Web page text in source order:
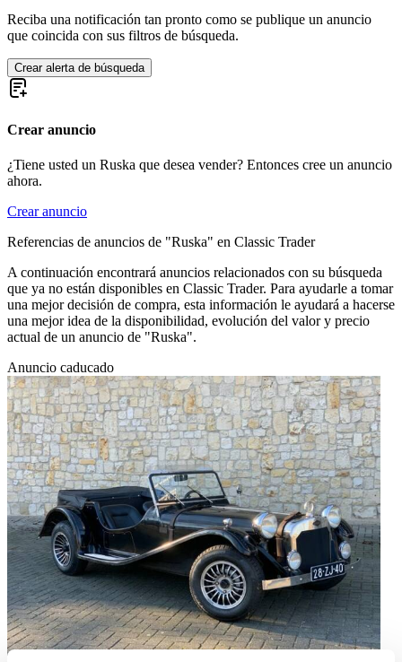
Reciba una notificación tan pronto como se publique un anuncio
que coincida con sus filtros de búsqueda.
Crear alerta de búsqueda
Crear anuncio
¿Tiene usted un Ruska que desea vender? Entonces cree un anuncio
ahora.
Crear anuncio
Referencias de anuncios de "Ruska" en Classic Trader
A continuación encontrará anuncios relacionados con su búsqueda
que ya no están disponibles en Classic Trader. Para ayudarle a tomar
una mejor decisión de compra, esta información le ayudará a hacerse
una mejor idea de la disponibilidad, evolución del valor y precio
actual de un anuncio de "Ruska".
Anuncio caducado